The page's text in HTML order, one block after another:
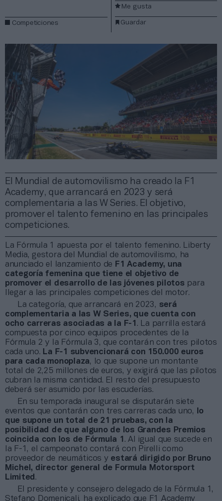
El Mundial de automovilismo ha creado la F1
Academy, que arrancará en 2023 y será
complementaria a las W Series. El objetivo,
promover el talento femenino en las principales
competiciones.
Competiciones Guardar
Me gusta
La Fórmula 1 apuesta por el talento femenino. Liberty
Media, gestora del Mundial de automovilismo, ha
anunciado el lanzamiento de F1 Academy, una
categoría femenina que tiene el objetivo de
promover el desarrollo de las jóvenes pilotos para
llegar a las principales competiciones del motor.
La categoría, que arrancará en 2023, será
complementaria a las W Series, que cuenta con
ocho carreras asociadas a la F-1 . La parrilla estará
compuesta por cinco equipos procedentes de la
Fórmula 2 y la Fórmula 3, que contarán con tres pilotos
cada uno. La F-1 subvencionará con 150.000 euros
para cada monoplaza, lo que supone un montante
total de 2,25 millones de euros, y exigirá que las pilotos
cubran la misma cantidad. El resto del presupuesto
deberá ser asumido por las escuderías.
En su temporada inaugural se disputarán siete
eventos que contarán con tres carreras cada uno,
lo
que supone un total de 21 pruebas, con la
posibilidad de que alguno de los Grandes Premios
coincida con los de Fórmula 1 . Al igual que sucede en
la F-1, el campeonato contará con Pirelli como
proveedor de neumáticos y estará dirigido por Bruno
Michel, director general de Formula Motorsport
Limited .
El presidente y consejero delegado de la Fórmula 1,
Stefano Domenicali, ha explicado que F1 Academy